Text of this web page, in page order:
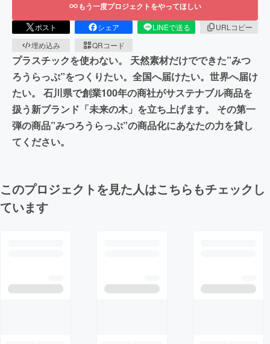
もう一度プロジェクトをやってほしい
ポスト シェア LINEで送る
URLコピー
埋め込み
QRコード
プラスチックを使わない。 天然素材だけでできた”みつ
ろうらっぷ”をつくりたい。全国へ届けたい。世界へ届け
たい。 石川県で創業100年の商社がサステナブル商品を
扱う新ブランド「未来の木」を立ち上げます。 その第一
弾の商品”みつろうらっぷ”の商品化にあなたの力を貸し
てください。
このプロジェクトを見た人はこちらもチェックし
ています